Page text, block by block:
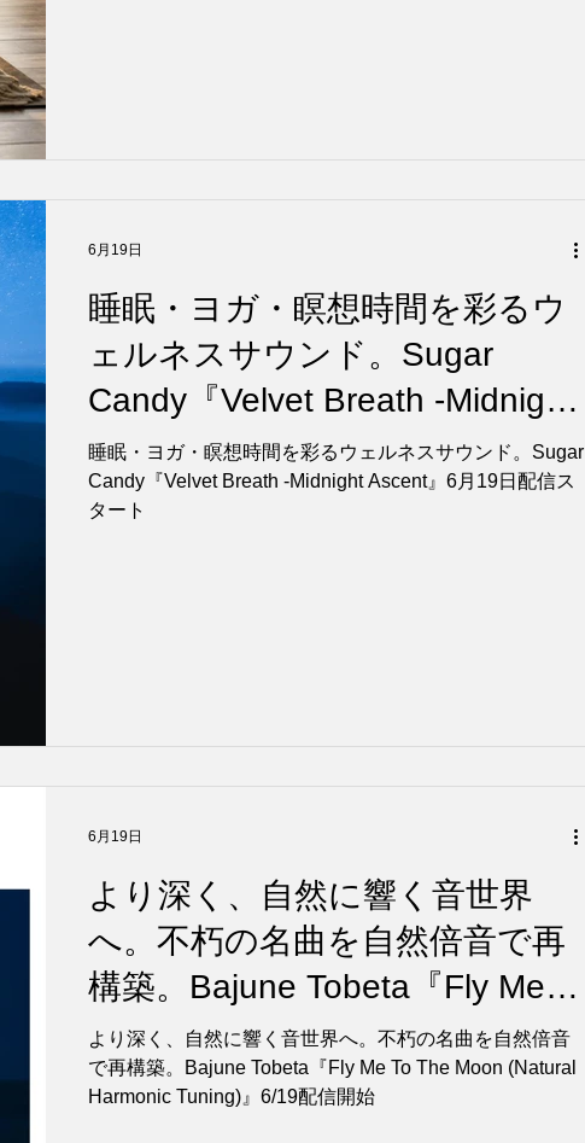
睡眠・ヨガ・瞑想時間を彩るウ
ェルネスサウンド。Sugar
Candy『Velvet Breath -Midnight
Ascent』6月19日配信スタート
睡眠・ヨガ・瞑想時間を彩るウェルネスサウンド。Sugar
Candy『Velvet Breath -Midnight Ascent』6月19日配信ス
タート
6月19日
より深く、自然に響く音世界
へ。不朽の名曲を自然倍音で再
構築。Bajune Tobeta『Fly Me
To The Moon (Natural Harmonic
Tuning)』6/19配信開始
より深く、自然に響く音世界へ。不朽の名曲を自然倍音
で再構築。Bajune Tobeta『Fly Me To The Moon (Natural
Harmonic Tuning)』6/19配信開始
6月19日